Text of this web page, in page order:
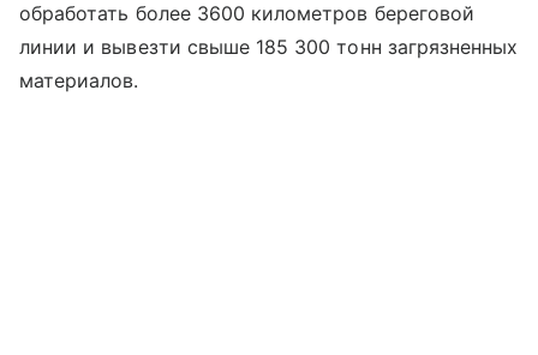
обработать более 3600 километров береговой
линии и вывезти свыше 185 300 тонн загрязненных
материалов.